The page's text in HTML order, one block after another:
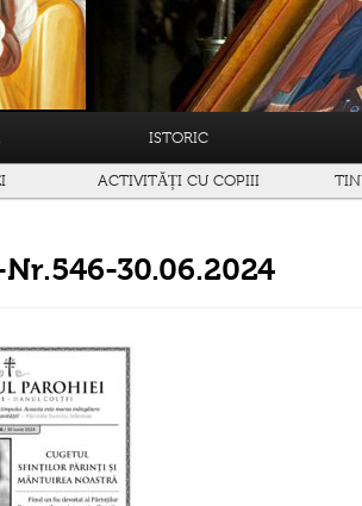
ISTORIC
ACTIVITĂȚI CU COPIII
30.06.2024